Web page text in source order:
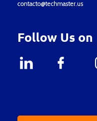
contacto@techmaster.us
Follow Us on